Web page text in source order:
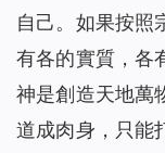
自己。如果按照
有各的實質，各
神是創造天地萬
道成肉身，只能